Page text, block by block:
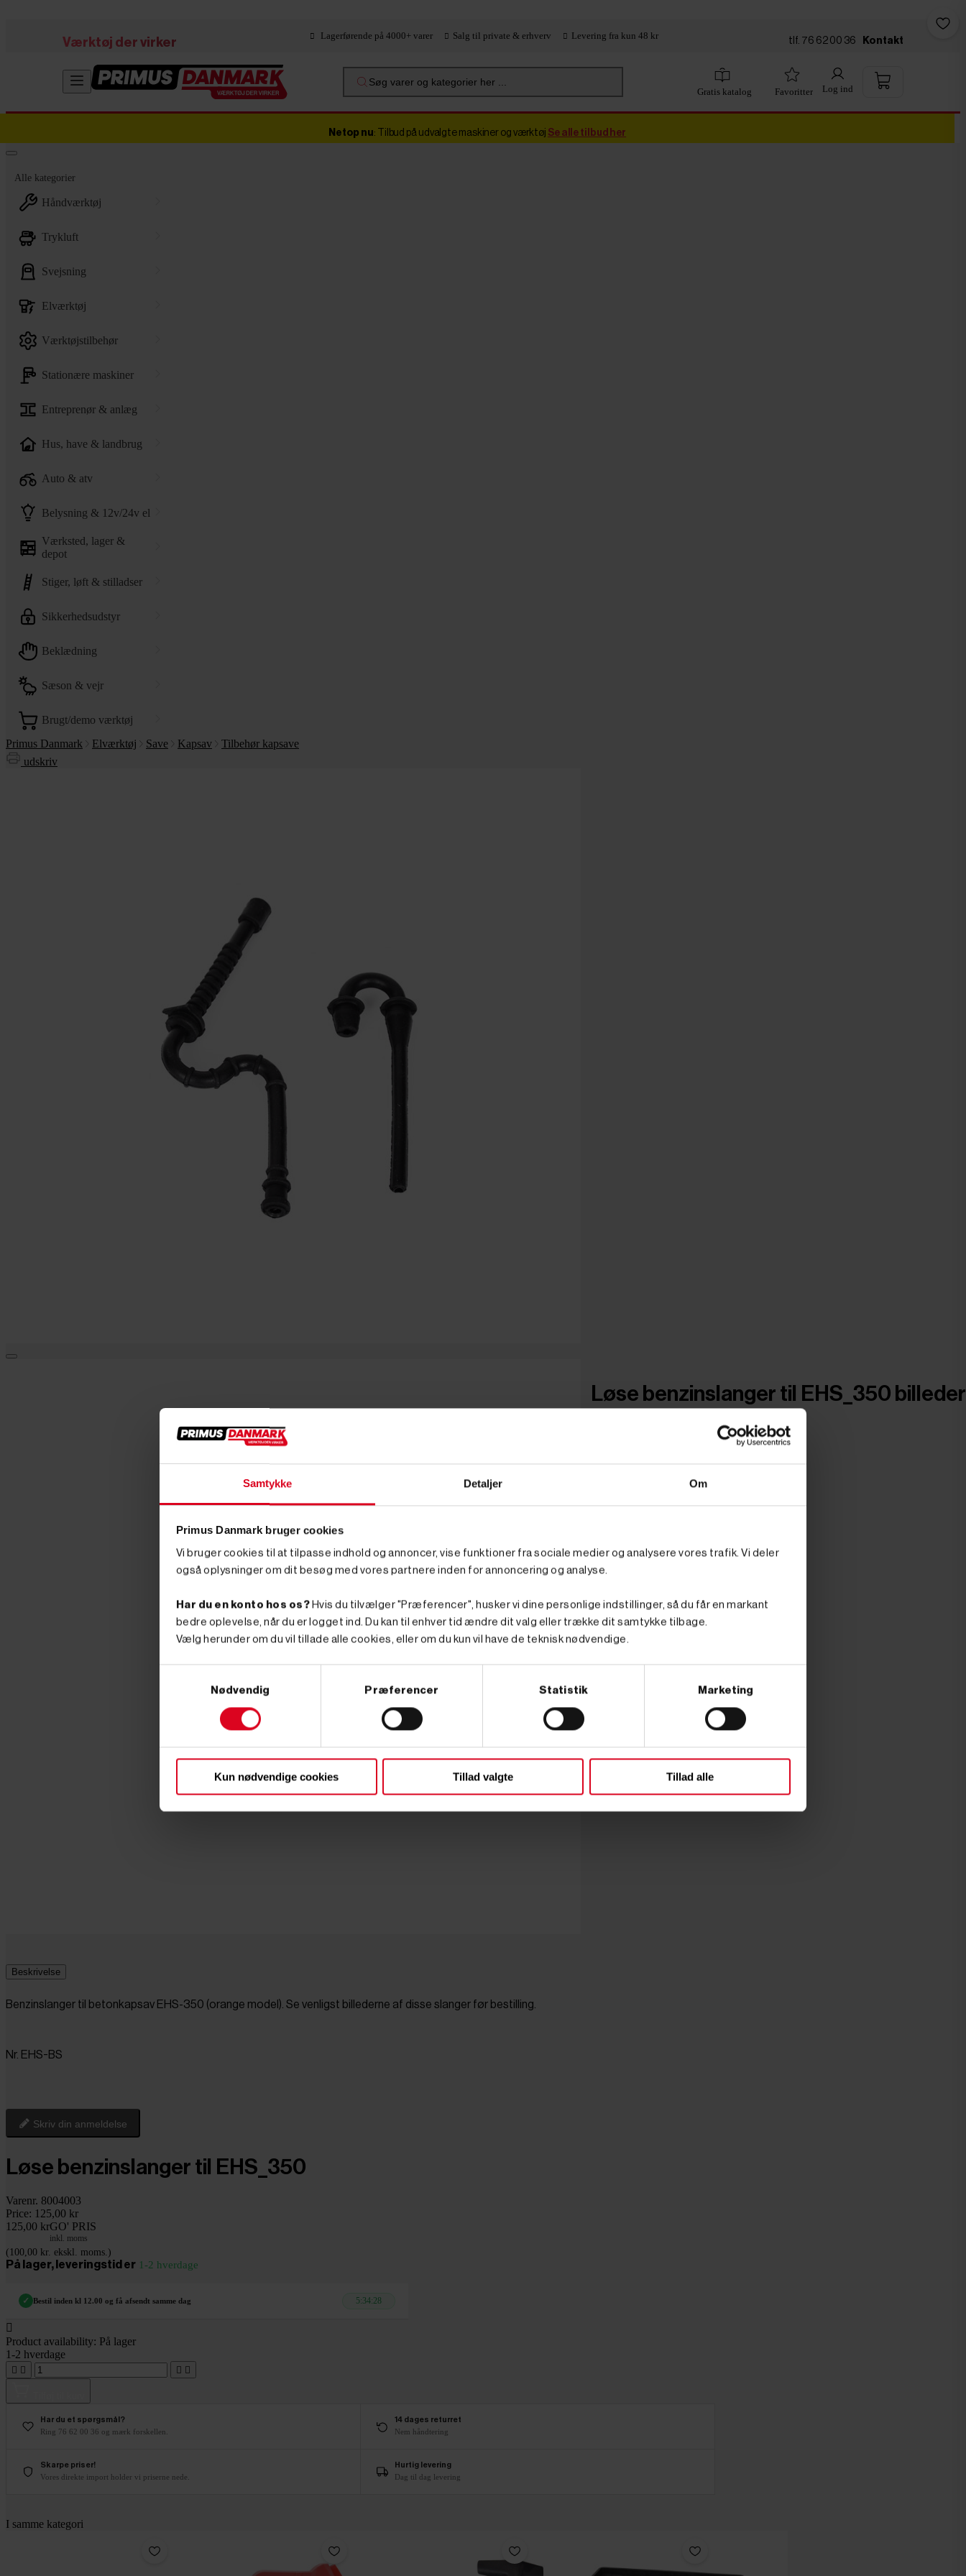
Samtykke Detaljer Om
Primus Danmark bruger cookies
Vi bruger cookies til at tilpasse indhold og annoncer, vise funktioner fra sociale medier og analysere vores trafik. Vi deler
også oplysninger om dit besøg med vores partnere inden for annoncering og analyse.
Har du en konto hos os? Hvis du tilvælger "Præferencer", husker vi dine personlige indstillinger, så du får en markant
bedre oplevelse, når du er logget ind. Du kan til enhver tid ændre dit valg eller trække dit samtykke tilbage.
Vælg herunder om du vil tillade alle cookies, eller om du kun vil have de teknisk nødvendige.
Nødvendig Præferencer Statistik Marketing
Kun nødvendige cookies Tillad valgte Tillad alle
Værktøj der virker
Lagerførende på 4000+ varer Salg til private & erhverv Levering fra kun 48 kr tlf. 76 62 00 36 Kontakt
Søg varer og kategorier her ...
Gratis katalog Favoritter Log ind
Netop nu: Tilbud på udvalgte maskiner og værktøj Se alle tilbud her
Alle kategorier
håndværktøj
trykluft
svejsning
elværktøj
værktøjstilbehør
stationære maskiner
entreprenør & anlæg
hus, have & landbrug
auto & atv
belysning & 12v/24v el
værksted, lager &
depot
stiger, løft & stilladser
sikkerhedsudstyr
beklædning
sæson & vejr
brugt/demo værktøj
Primus Danmark
Elværktøj Save Kapsav
Tilbehør kapsave
udskriv
Løse benzinslanger til EHS_350 billeder
Beskrivelse
Benzinslanger til betonkapsav EHS-350 (orange model). Se venligst billederne af disse slanger før bestilling.
Nr. EHS-BS
Skriv din anmeldelse
Løse benzinslanger til EHS_350
Varenr. 8004003
Price: 125,00 kr
125,00 krGO' PRIS
inkl. moms
(100,00 kr. ekskl. moms.)
På lager, leveringstid er 1-2 hverdage
✓ Bestil inden kl 12.00 og få afsendt samme dag 5:34:27

Product availability: På lager
1-2 hverdage
   
Har du et spørgsmål?
Ring 76 62 00 36 og mærk forskellen.
14 dages returret
Nem håndtering
Skarpe priser!
Vores direkte import holder vi priserne nede.
Hurtig levering
Dag til dag levering
I samme kategori